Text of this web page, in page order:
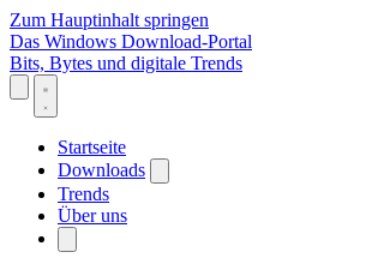
Zum Hauptinhalt springen
Das Windows Download-Portal
Bits, Bytes und digitale Trends
Startseite
Downloads
Trends
Über uns